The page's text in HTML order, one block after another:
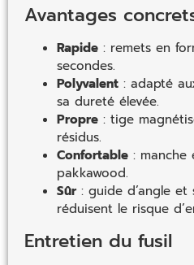
Avantages
Rapide : remets en
secondes.
Polyvalent : adapté
sa dureté élevée.
Propre : tige
résidus.
Confortable : manche
pakkawood.
Sûr : guide d’angle
réduisent le risque
Entretien du fusil